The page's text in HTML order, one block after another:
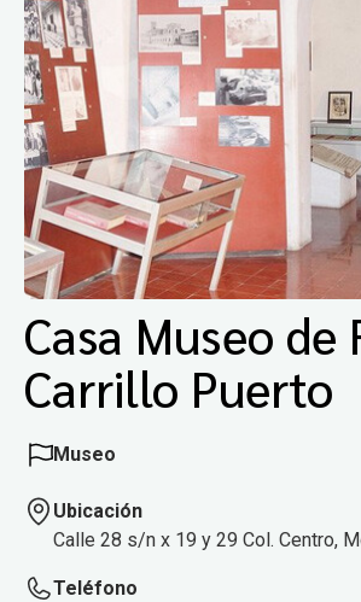
Casa Museo de
Carrillo Puerto
Museo
Ubicación
Calle 28 s/n x 19 y 29 Col. Centro,
Teléfono